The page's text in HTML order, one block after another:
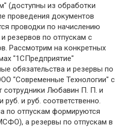
(доступны из обработки
проведения документов
проводки по начислению
резервов по отпускам с
Рассмотрим на конкретных
"1СПредприятие"
обязательства и резервы по
"Современные Технологии" с
сотрудники Любавин П. П. и
и руб. соответственно.
по отпускам формируются
а резервы по отпускам в